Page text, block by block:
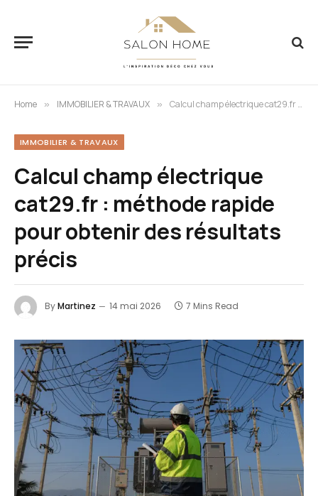
Home » IMMOBILIER & TRAVAUX » Calcul champ électrique cat29.fr : méthode rapide pour obtenir des résultats précis
IMMOBILIER & TRAVAUX
Calcul champ électrique
cat29.fr : méthode rapide
pour obtenir des résultats
précis
ByMartinez 14 mai 2026 7 Mins Read